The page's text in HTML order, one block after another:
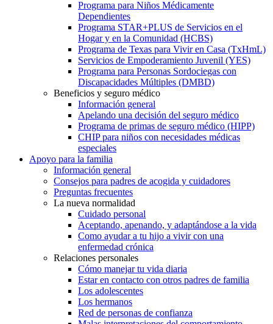
Programa para Niños Médicamente
Dependientes
Programa STAR+PLUS de Servicios en el
Hogar y en la Comunidad (HCBS)
Programa de Texas para Vivir en Casa (TxHmL)
Servicios de Empoderamiento Juvenil (YES)
Programa para Personas Sordociegas con
Discapacidades Múltiples (DMBD)
Beneficios y seguro médico
Información general
Apelando una decisión del seguro médico
Programa de primas de seguro médico (HIPP)
CHIP para niños con necesidades médicas
especiales
Apoyo para la familia
Información general
Consejos para padres de acogida y cuidadores
Preguntas frecuentes
La nueva normalidad
Cuidado personal
Aceptando, apenando, y adaptándose a la vida
Como ayudar a tu hijo a vivir con una
enfermedad crónica
Relaciones personales
Cómo manejar tu vida diaria
Estar en contacto con otros padres de familia
Los adolescentes
Los hermanos
Red de personas de confianza